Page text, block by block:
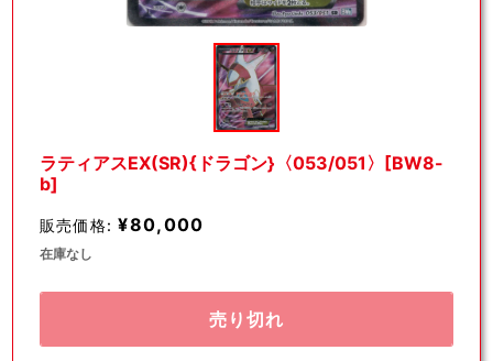
ア
を
開
ラティアスEX(SR){ドラゴン}〈053/051〉[BW8-
b]
販売価格: ¥80,000
在庫なし
売り切れ